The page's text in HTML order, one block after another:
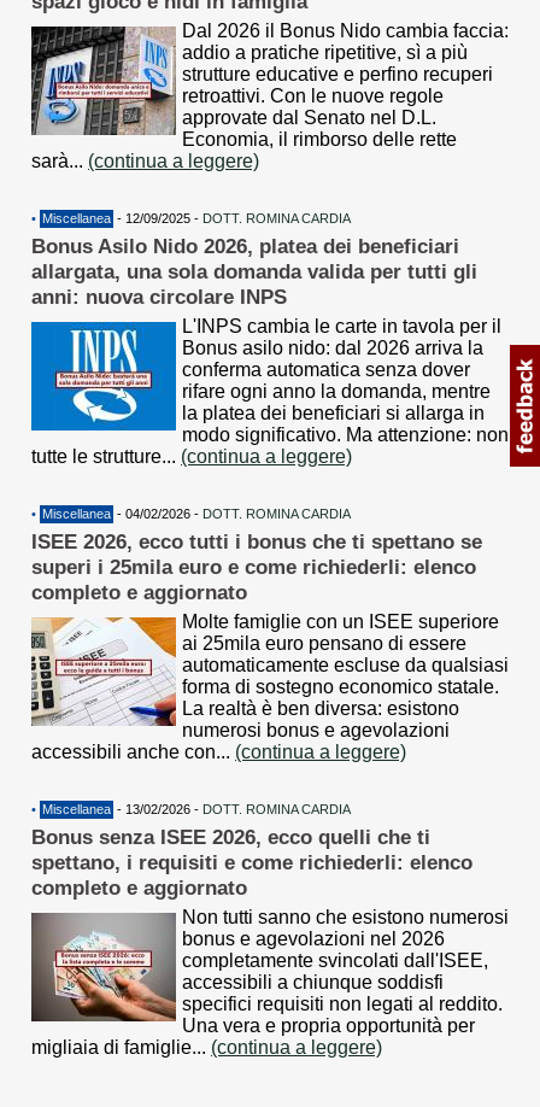
Dal 2026 il Bonus Nido cambia faccia:
addio a pratiche ripetitive, sì a più
strutture educative e perfino recuperi
retroattivi. Con le nuove regole
approvate dal Senato nel D.L.
Economia, il rimborso delle rette
sarà... (continua a leggere)
• Miscellanea - 12/09/2025 - DOTT. ROMINA CARDIA
Bonus Asilo Nido 2026, platea dei beneficiari
allargata, una sola domanda valida per tutti gli
anni: nuova circolare INPS
L'INPS cambia le carte in tavola per il
Bonus asilo nido: dal 2026 arriva la
conferma automatica senza dover
rifare ogni anno la domanda, mentre
la platea dei beneficiari si allarga in
modo significativo. Ma attenzione: non
tutte le strutture... (continua a leggere)
• Miscellanea - 04/02/2026 - DOTT. ROMINA CARDIA
ISEE 2026, ecco tutti i bonus che ti spettano se
superi i 25mila euro e come richiederli: elenco
completo e aggiornato
Molte famiglie con un ISEE superiore
ai 25mila euro pensano di essere
automaticamente escluse da qualsiasi
forma di sostegno economico statale.
La realtà è ben diversa: esistono
numerosi bonus e agevolazioni
accessibili anche con... (continua a leggere)
• Miscellanea - 13/02/2026 - DOTT. ROMINA CARDIA
Bonus senza ISEE 2026, ecco quelli che ti
spettano, i requisiti e come richiederli: elenco
completo e aggiornato
Non tutti sanno che esistono numerosi
bonus e agevolazioni nel 2026
completamente svincolati dall'ISEE,
accessibili a chiunque soddisfi
specifici requisiti non legati al reddito.
Una vera e propria opportunità per
migliaia di famiglie... (continua a leggere)